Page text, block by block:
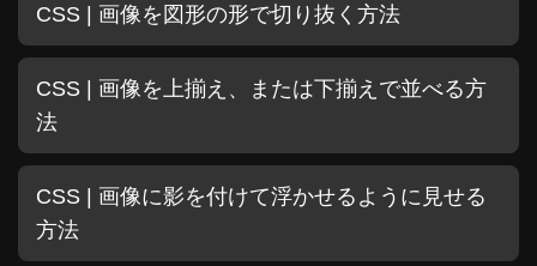
CSS | 画像を図形の形で切り抜く方法
CSS | 画像を上揃え、または下揃えで並べる方
法
CSS | 画像に影を付けて浮かせるように見せる
方法